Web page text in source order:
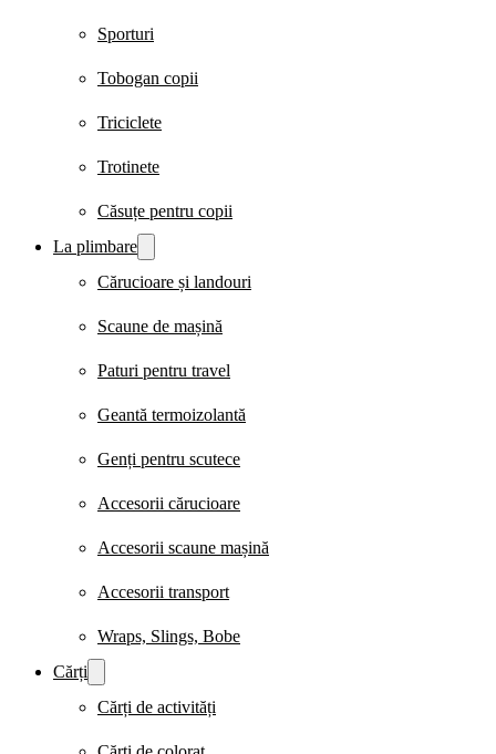
Sporturi
Tobogan copii
Triciclete
Trotinete
Căsuțe pentru copii
La plimbare
Cărucioare și landouri
Scaune de mașină
Paturi pentru travel
Geantă termoizolantă
Genți pentru scutece
Accesorii cărucioare
Accesorii scaune mașină
Accesorii transport
Wraps, Slings, Bobe
Cărți
Cărți de activități